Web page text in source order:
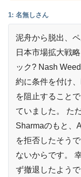
から343円に
『Super Battle Golf
『なでねこ』Steam
から589円に
PS5の外付けSSDと
ゲームの違い
Switch 2のゲームカ
枚の選び方
1: 名無しさん
泥舟から脱出、
日本市場拡大戦略
ック? Nash
約に条件を付け
を阻止すること
ていました。 た
Sharmaのもと、
を拒否したそう
ないからです。
ず撤退したよう